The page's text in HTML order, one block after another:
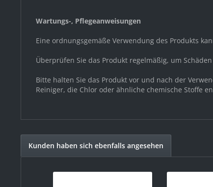
Wartungs-, Pflegeanweisungen
Eine ordnungsgemäße Verwendung des Produkts
Überprüfen Sie das Produkt regelmäßig, um
Bitte halten Sie das Produkt vor und nach der
Reiniger, die Chlor oder ähnliche chemische Stoffe
Kunden haben sich ebenfalls angesehen